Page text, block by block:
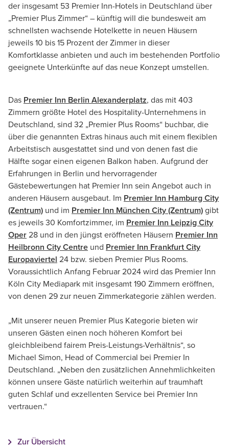
der insgesamt 53 Premier Inn-Hotels in Deutschland über
„Premier Plus Zimmer“ – künftig will die bundesweit am
schnellsten wachsende Hotelkette in neuen Häusern
jeweils 10 bis 15 Prozent der Zimmer in dieser
Komfortklasse anbieten und auch im bestehenden Portfolio
geeignete Unterkünfte auf das neue Konzept umstellen.
Das Premier Inn Berlin Alexanderplatz, das mit 403
Zimmern größte Hotel des Hospitality-Unternehmens in
Deutschland, sind 32 „Premier Plus Rooms“ buchbar, die
über die genannten Extras hinaus auch mit einem flexiblen
Arbeitstisch ausgestattet sind und von denen fast die
Hälfte sogar einen eigenen Balkon haben. Aufgrund der
Erfahrungen in Berlin und hervorragender
Gästebewertungen hat Premier Inn sein Angebot auch in
anderen Häusern ausgebaut. Im Premier Inn Hamburg City
(Zentrum) und im Premier Inn München City (Zentrum) gibt
es jeweils 30 Komfortzimmer, im Premier Inn Leipzig City
Oper 28 und in den jüngst eröffneten Häusern Premier Inn
Heilbronn City Centre und Premier Inn Frankfurt City
Europaviertel 24 bzw. sieben Premier Plus Rooms.
Voraussichtlich Anfang Februar 2024 wird das Premier Inn
Köln City Mediapark mit insgesamt 190 Zimmern eröffnen,
von denen 29 zur neuen Zimmerkategorie zählen werden.
„Mit unserer neuen Premier Plus Kategorie bieten wir
unseren Gästen einen noch höheren Komfort bei
gleichbleibend fairem Preis-Leistungs-Verhältnis“, so
Michael Simon, Head of Commercial bei Premier In
Deutschland. „Neben den zusätzlichen Annehmlichkeiten
können unsere Gäste natürlich weiterhin auf traumhaft
guten Schlaf und exzellenten Service bei Premier Inn
vertrauen.“
Zur Übersicht